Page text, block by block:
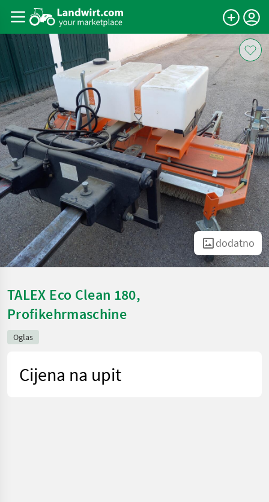
dodatno
TALEX Eco Clean 180,
Profikehrmaschine
Oglas
Cijena na upit